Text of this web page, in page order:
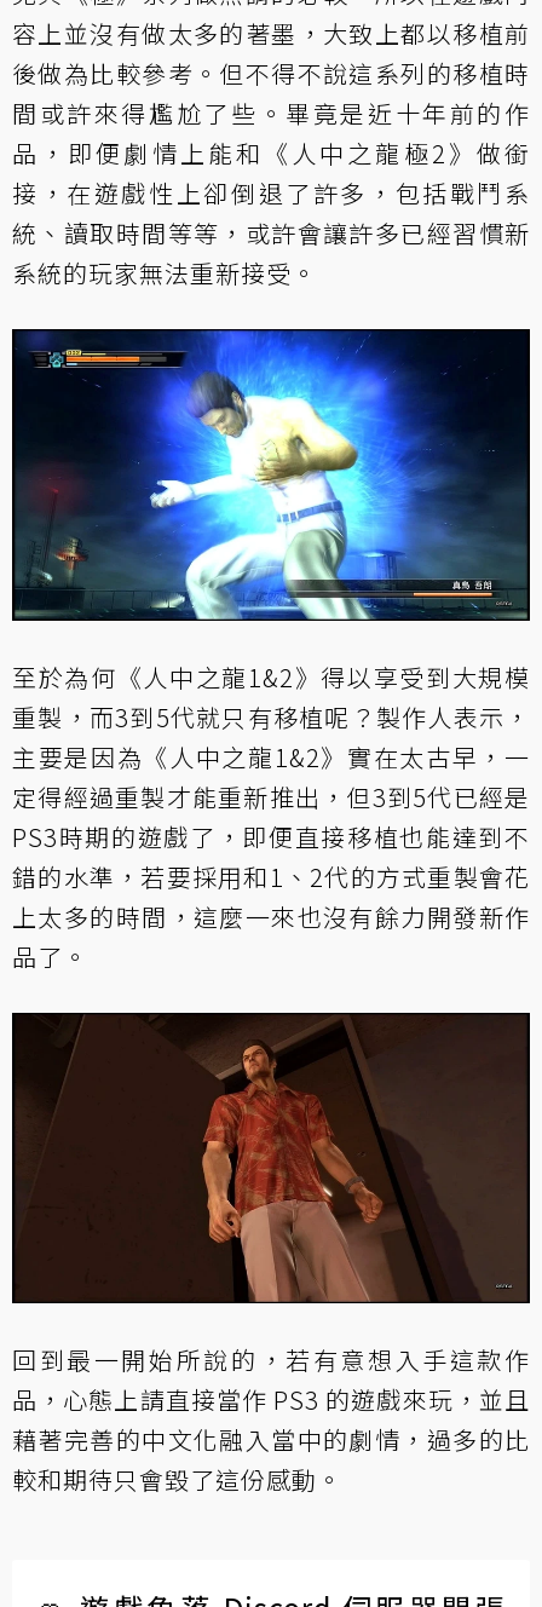
容上並沒有做太多的著墨，大致上都以移植前
後做為比較參考。但不得不說這系列的移植時
間或許來得尷尬了些。畢竟是近十年前的作
品，即便劇情上能和《人中之龍極2》做銜
接，在遊戲性上卻倒退了許多，包括戰鬥系
統、讀取時間等等，或許會讓許多已經習慣新
系統的玩家無法重新接受。
至於為何《人中之龍1&2》得以享受到大規模
重製，而3到5代就只有移植呢？製作人表示，
主要是因為《人中之龍1&2》實在太古早，一
定得經過重製才能重新推出，但3到5代已經是
PS3時期的遊戲了，即便直接移植也能達到不
錯的水準，若要採用和1、2代的方式重製會花
上太多的時間，這麼一來也沒有餘力開發新作
品了。
回到最一開始所說的，若有意想入手這款作
品，心態上請直接當作 PS3 的遊戲來玩，並且
藉著完善的中文化融入當中的劇情，過多的比
較和期待只會毀了這份感動。